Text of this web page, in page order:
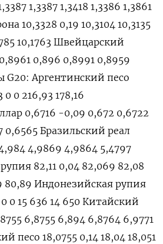
1,3387 1,3418 1,3386 1,3861
10,3328 0,19 10,3104 10,3135
10,1763 Швейцарский
0,896 0,8991 0,8959
G20: Аргентинский песо
0 216,93 178,16
0,6716 -0,09 0,672 0,6722
0,6565 Бразильский реал
4,9869 4,9864 5,4797
82,11 0,04 82,069 82,08
80,89 Индонезийская рупия
0 15 636 14 650 Китайский
6,8755 6,894 6,8764 6,9771
песо 18,0755 0,14 18,04 18,051